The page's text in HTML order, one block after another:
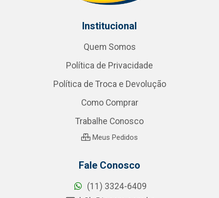
Institucional
Quem Somos
Política de Privacidade
Política de Troca e Devolução
Como Comprar
Trabalhe Conosco
Meus Pedidos
Fale Conosco
(11) 3324-6409